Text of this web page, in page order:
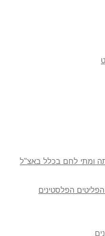
ומתי לחם בכלל באצ"ל
הפלסטינים